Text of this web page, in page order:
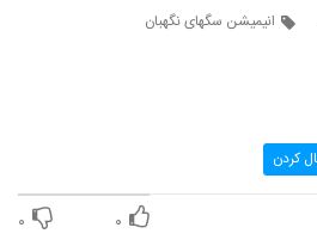
انیمیشن سگهای نگهبان
کردن
۰ ۰